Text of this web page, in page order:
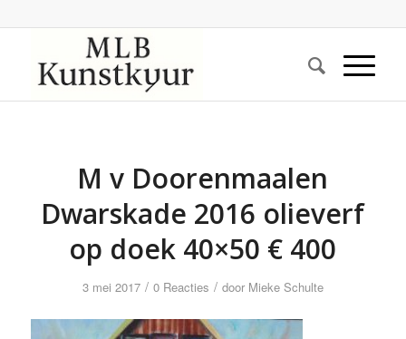
M v Doorenmaalen
Dwarskade 2016 olieverf
op doek 40×50 € 400
3 mei 2017 / 0 Reacties / door Mieke Schulte